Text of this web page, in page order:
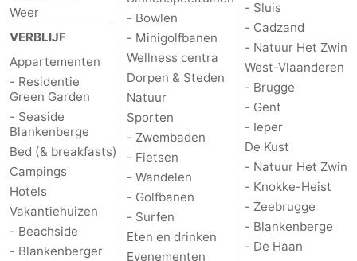
Haan
Bredene
-
Oostende
-
Middelkerke
-
Westende
Weer
Contact
Weer
VERBLIJF
Appartementen
- Residentie
Green Garden
- Seaside
Blankenberge
Bed (& breakfasts)
Campings
Hotels
Vakantiehuizen
- Beachside
- Blankenberger
- Bowlen
- Minigolfbanen
Wellness centra
Dorpen & Steden
Natuur
Sporten
- Zwembaden
- Fietsen
- Wandelen
- Golfbanen
- Surfen
Eten en drinken
Evenementen
- Sluis
- Cadzand
- Natuur Het Zwin
West-Vlaanderen
- Brugge
- Gent
- Ieper
De Kust
- Natuur Het Zwin
- Knokke-Heist
- Zeebrugge
- Blankenberge
- De Haan